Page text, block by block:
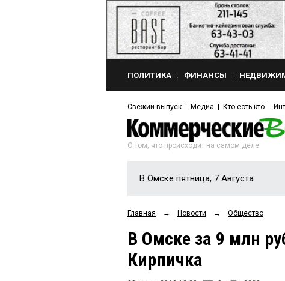
ПОЛИТИКА ФИНАНСЫ
Свежий выпуск Медиа Кто есть кто
О том, что происходит на самом деле
В Омске пятница, 7 Августа
Главная → Новости → Общество
В Омске за 9 млн
Кирпичка